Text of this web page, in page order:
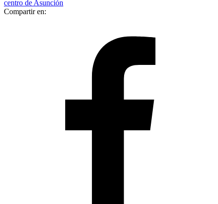
centro de Asunción
Compartir en: